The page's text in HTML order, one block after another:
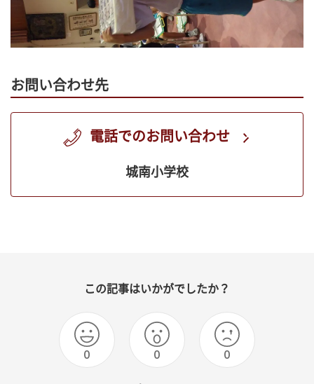
お問い合わせ先
電話でのお問い合わせ
城南小学校
この記事はいかがでしたか？
0 0 0